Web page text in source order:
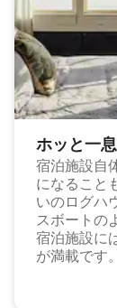
ホッと一⁠
宿泊施設自
になること
いのログハ
スボートの
宿泊施設に
が満載です。